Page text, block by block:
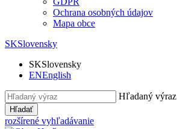
Ochrana osobných údajov
Mapa obce
SKSlovensky
SKSlovensky
ENEnglish
Hľadaný výraz
Hľadať
rozšírené vyhľadávanie